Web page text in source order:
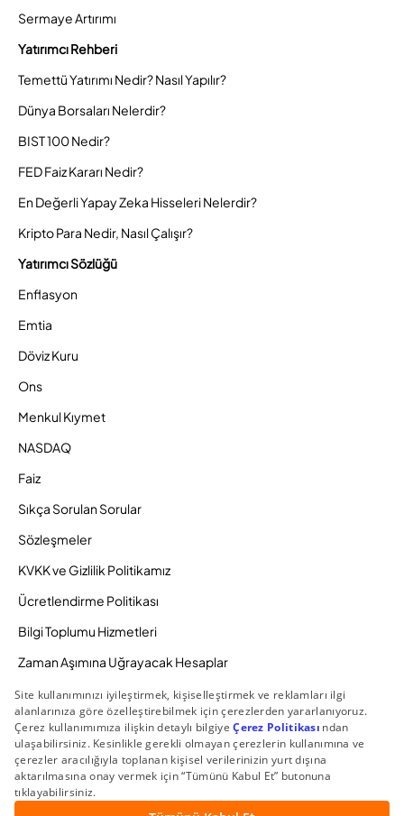
Sermaye Artırımı
Yatırımcı Rehberi
Temettü Yatırımı Nedir? Nasıl Yapılır?
Dünya Borsaları Nelerdir?
BIST 100 Nedir?
FED Faiz Kararı Nedir?
En Değerli Yapay Zeka Hisseleri Nelerdir?
Kripto Para Nedir, Nasıl Çalışır?
Yatırımcı Sözlüğü
Enflasyon
Emtia
Döviz Kuru
Ons
Menkul Kıymet
NASDAQ
Faiz
Sıkça Sorulan Sorular
Sözleşmeler
KVKK ve Gizlilik Politikamız
Ücretlendirme Politikası
Bilgi Toplumu Hizmetleri
Zaman Aşımına Uğrayacak Hesaplar
Duyurular ve Kampanyalar
© 2026 Gedik Yatırım Menkul Değerler AŞ. Tüm Hakları